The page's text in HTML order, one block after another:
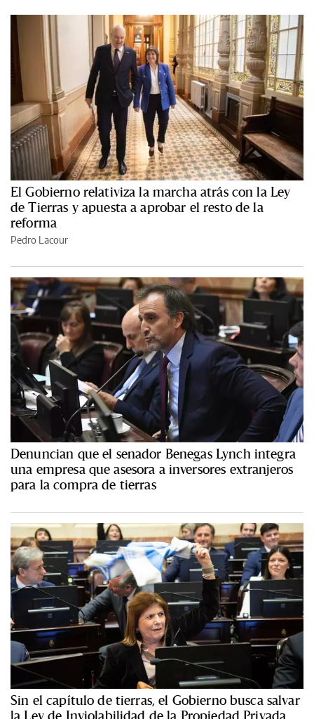
El Gobierno relativiza la marcha atrás con la Ley
de Tierras y apuesta a aprobar el resto de la
reforma
Pedro Lacour
Denuncian que el senador Benegas Lynch integra
una empresa que asesora a inversores extranjeros
para la compra de tierras
Sin el capítulo de tierras, el Gobierno busca salvar
la Ley de Inviolabilidad de la Propiedad Privada